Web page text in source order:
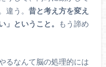
違う。 昔と考え方を変え
」ということ。
もう諦め
るなんて脳の処理的には